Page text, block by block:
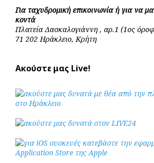
Για ταχυδρομική επικοινωνία ή για να
κοντά
Πλατεία Δασκαλογιάννη , αρ.1 (1ος
71 202 Ηράκλειο, Κρήτη
Ακούστε μας Live!